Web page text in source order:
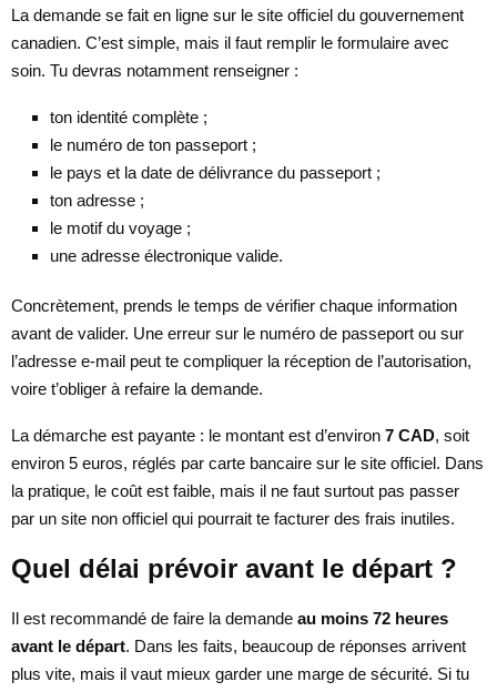
La demande se fait en ligne sur le site officiel du gouvernement
canadien. C’est simple, mais il faut remplir le formulaire avec
soin. Tu devras notamment renseigner :
ton identité complète ;
le numéro de ton passeport ;
le pays et la date de délivrance du passeport ;
ton adresse ;
le motif du voyage ;
une adresse électronique valide.
Concrètement, prends le temps de vérifier chaque information
avant de valider. Une erreur sur le numéro de passeport ou sur
l’adresse e-mail peut te compliquer la réception de l’autorisation,
voire t’obliger à refaire la demande.
La démarche est payante : le montant est d’environ 7 CAD, soit
environ 5 euros, réglés par carte bancaire sur le site officiel. Dans
la pratique, le coût est faible, mais il ne faut surtout pas passer
par un site non officiel qui pourrait te facturer des frais inutiles.
Quel délai prévoir avant le départ ?
Il est recommandé de faire la demande au moins 72 heures
avant le départ. Dans les faits, beaucoup de réponses arrivent
plus vite, mais il vaut mieux garder une marge de sécurité. Si tu